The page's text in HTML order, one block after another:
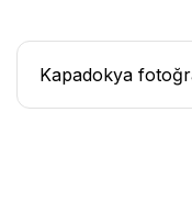
Kapadokya